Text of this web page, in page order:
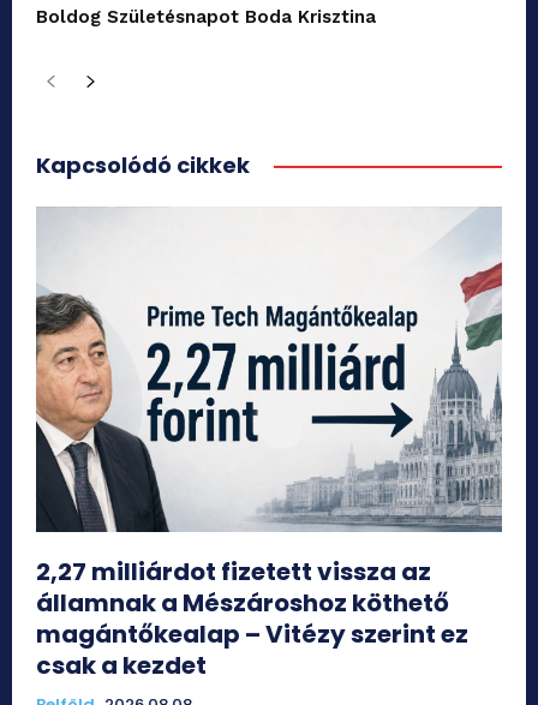
Boldog Születésnapot Boda Krisztina
Kapcsolódó cikkek
2,27 milliárdot fizetett vissza az
államnak a Mészároshoz köthető
magántőkealap – Vitézy szerint ez
csak a kezdet